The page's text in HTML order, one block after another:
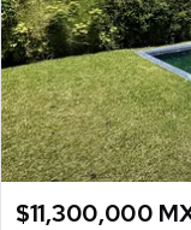
$11,300,000